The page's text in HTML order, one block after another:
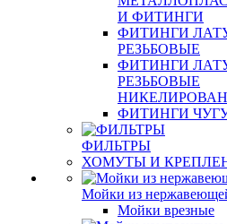
И ФИТИНГИ
ФИТИНГИ
РЕЗЬБОВЫЕ
ФИТИНГИ
РЕЗЬБОВЫЕ
ФИТИНГИ
ФИЛЬТРЫ
ХОМУТЫ И
Мойки из
Мойки врезные